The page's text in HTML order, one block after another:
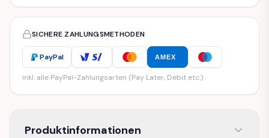
SICHERE ZAHLUNGSMETHODEN
PayPal AMEX
inkl. alle PayPal-Zahlungsarten (Pay Later, Debit etc.)
Produktinformationen